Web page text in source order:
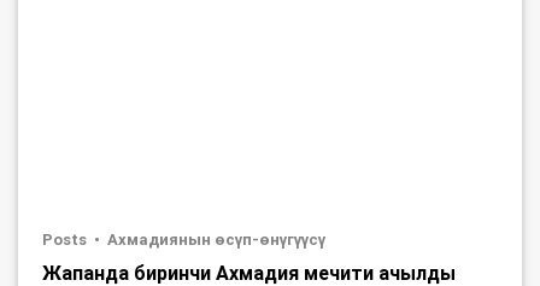
Posts Ахмадиянын өсүп-өнүгүүсү
Жапанда биринчи Ахмадия мечити ачылды